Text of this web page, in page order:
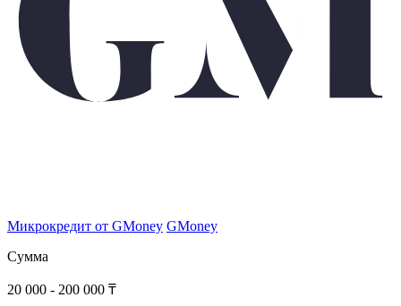
Микрокредит от GMoney GMoney
Сумма
20 000 - 200 000 ₸